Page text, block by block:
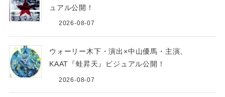
ュアル公開！
2026-08-07
ウォーリー木下・演出×中山優馬・主演、
KAAT『蛙昇天』ビジュアル公開！
2026-08-07